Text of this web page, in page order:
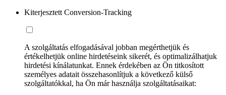
Kiterjesztett Conversion-Tracking
A szolgáltatás elfogadásával jobban megérthetjük és
értékelhetjük online hirdetéseink sikerét, és optimalizálhatjuk
hirdetési kínálatunkat. Ennek érdekében az Ön titkosított
személyes adatait összehasonlítjuk a következő külső
szolgáltatókkal, ha Ön már használja szolgáltatásaikat: